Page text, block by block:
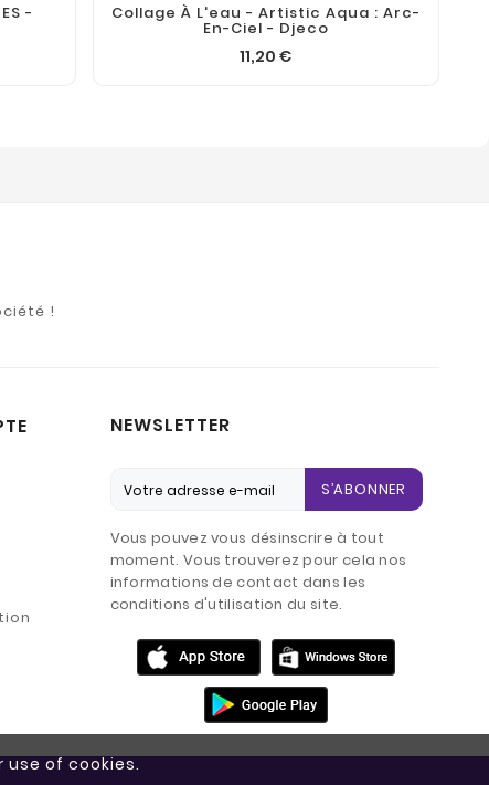
use of cookies.
- Collage À L'eau - Artistic Aqua : Arc-
En-Ciel - Djeco
11,20 €
!
NEWSLETTER
S’ABONNER
Vous pouvez vous désinscrire à tout
moment. Vous trouverez pour cela nos
informations de contact dans les
conditions d'utilisation du site.